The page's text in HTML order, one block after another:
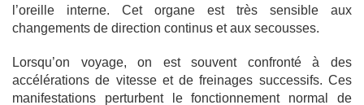
l’oreille interne. Cet organe est très sensible aux
changements de direction continus et aux secousses.
Lorsqu’on voyage, on est souvent confronté à des
accélérations de vitesse et de freinages successifs. Ces
manifestations perturbent le fonctionnement normal de